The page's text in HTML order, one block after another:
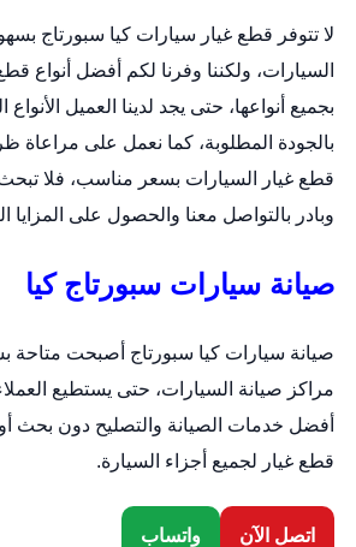
لا تتوفر قطع غيار سيارات كيا سبورتاج
السيارات، ولكننا وفرنا لكم أفضل أنواع
بجميع أنواعها، حتى يجد لدينا العميل
بالجودة المطلوبة، كما نعمل على مراعاة
قطع غيار السيارات بسعر مناسب، فلا
وبادر بالتواصل معنا والحصول على المزايا
صيانة سيارات سبورتاج كيا
صيانة سيارات كيا سبورتاج أصبحت متاحة
مراكز صيانة السيارات، حتى يستطيع
أفضل خدمات الصيانة والتصليح دون بحث
قطع غيار لجميع أجزاء السيارة.
اتصل الآن واتساب